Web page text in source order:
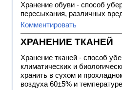
Хранение обуви - способ
пересыхания, различных
Комментировать
ХРАНЕНИЕ ТКАНЕЙ
Хранение тканей - способ
климатических и
хранить в сухом и
воздуха 60±5% и